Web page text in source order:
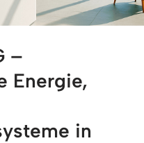
–
Energie,
in